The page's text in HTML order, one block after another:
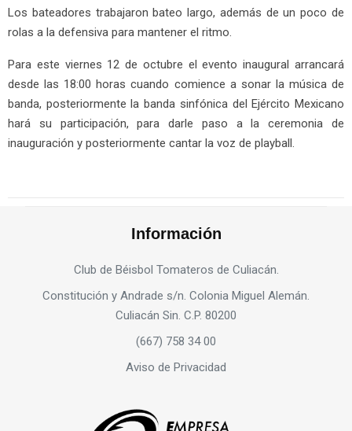
Los bateadores trabajaron bateo largo, además de un poco de
rolas a la defensiva para mantener el ritmo.
Para este viernes 12 de octubre el evento inaugural arrancará
desde las 18:00 horas cuando comience a sonar la música de
banda, posteriormente la banda sinfónica del Ejército Mexicano
hará su participación, para darle paso a la ceremonia de
inauguración y posteriormente cantar la voz de playball.
Información
Club de Béisbol Tomateros de Culiacán.
Constitución y Andrade s/n. Colonia Miguel Alemán.
Culiacán Sin. C.P. 80200
(667) 758 34 00
Aviso de Privacidad